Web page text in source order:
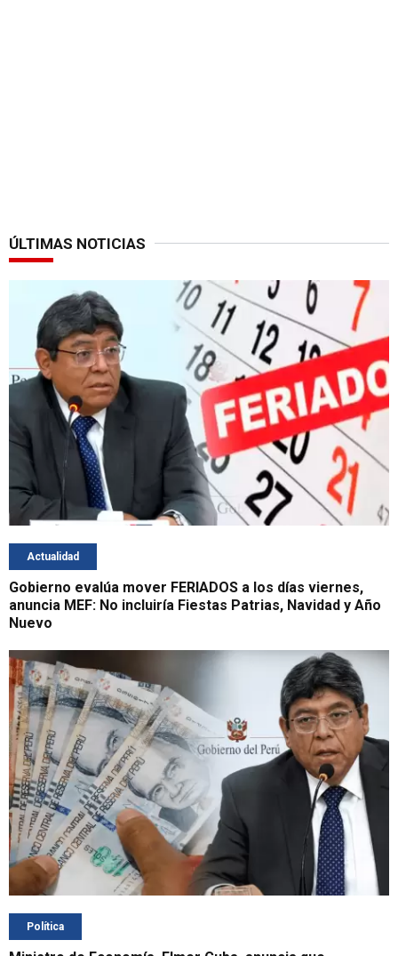
ÚLTIMAS NOTICIAS
Actualidad
Gobierno evalúa mover FERIADOS a los días viernes,
anuncia MEF: No incluiría Fiestas Patrias, Navidad y Año
Nuevo
Política